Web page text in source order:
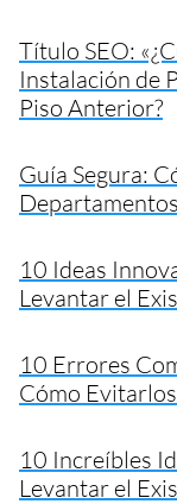
Título SEO:
Instalación de
Piso Anterior?
Guía Segura:
10 Ideas
Levantar el
10 Errores
Cómo
10 Increíbles
Levantar el